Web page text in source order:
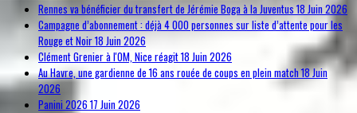
Rennes va bénéficier du transfert de Jérémie Boga à la Juventus18 Juin 2026
Campagne d’abonnement : déjà 4 000 personnes sur liste d’attente pour les
Rouge et Noir18 Juin 2026
Clément Grenier à l'OM, Nice réagit18 Juin 2026
Au Havre, une gardienne de 16 ans rouée de coups en plein match18 Juin
2026
Panini 202617 Juin 2026